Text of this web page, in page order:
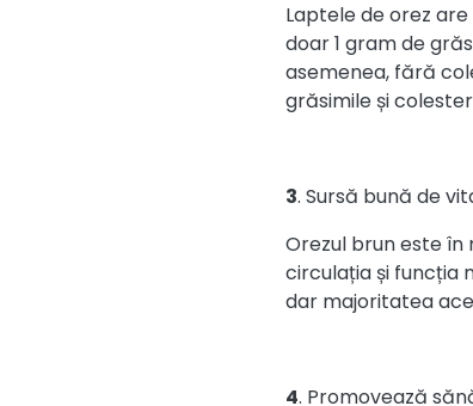
Laptele de orez
doar 1 gram de
asemenea, fără
grăsimile și
3. Sursă bună de
Orezul brun este
circulația și funcția
dar majoritatea
4. Promovează